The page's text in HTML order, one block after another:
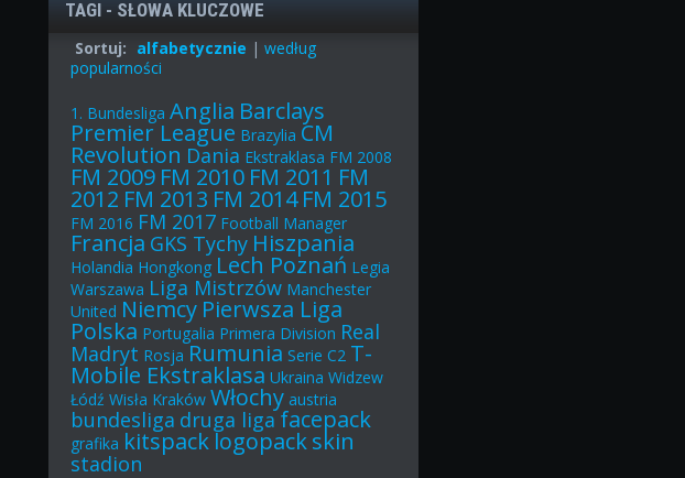
TAGI - SŁOWA KLUCZOWE
Sortuj: alfabetycznie | według
popularności
1. Bundesliga Anglia Barclays
Premier League Brazylia CM
Revolution Dania Ekstraklasa FM 2008
FM 2009 FM 2010 FM 2011 FM
2012 FM 2013 FM 2014 FM 2015
FM 2016 FM 2017 Football Manager
Francja GKS Tychy Hiszpania
Holandia Hongkong Lech Poznań Legia
Warszawa Liga Mistrzów Manchester
United Niemcy Pierwsza Liga
Polska Portugalia Primera Division Real
Madryt Rosja Rumunia Serie C2 T-
Mobile Ekstraklasa Ukraina Widzew
Łódź Wisła Kraków Włochy austria
bundesliga druga liga facepack
grafika kitspacklogopack skin
stadion